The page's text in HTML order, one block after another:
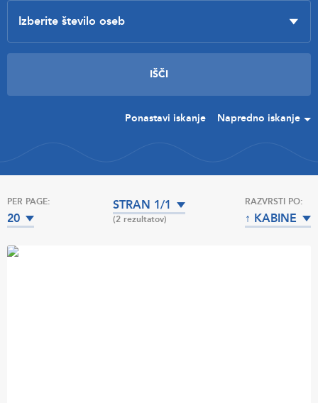
Ponastavi iskanje Napredno iskanje
PER PAGE:
20
STRAN 1/1
(2 rezultatov)
RAZVRSTI PO:
↑ KABINE